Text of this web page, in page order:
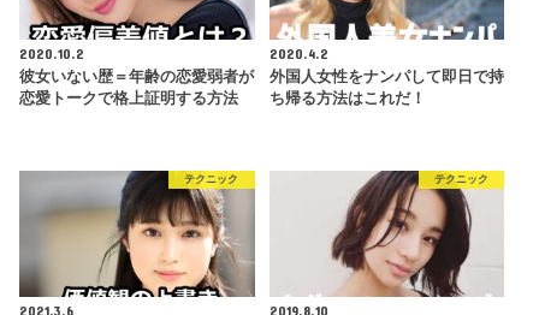
2020.10.2
彼女いない歴＝年齢の恋愛弱者が
恋愛トークで格上証明する方法
2020.4.2
外国人女性をナンパして即日で持
ち帰る方法はこれだ！
テクニック
2021.3.6
テクニック
2019.8.10